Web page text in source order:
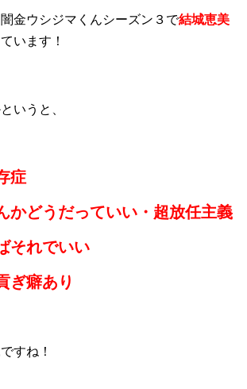
金ウシジマくんシーズン３で結城恵美
います！
いうと、
症
かどうだっていい・超放任主義
それでいい
ぎ癖あり
すね！